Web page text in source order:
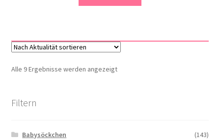
Alle 9 Ergebnisse werden angezeigtNach
Filtern
Babysöckchen
(143)